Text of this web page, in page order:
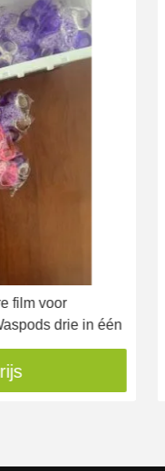
film voor
drie in één